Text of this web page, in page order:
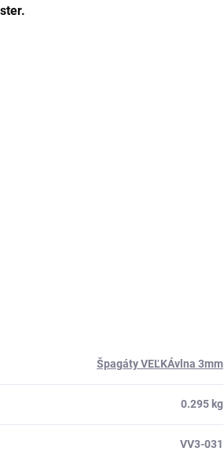
Špagáty VEĽKÁvlna 3mm
0.295 kg
VV3-031